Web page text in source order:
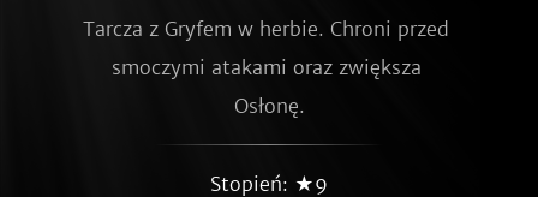
Tarcza z Gryfem w herbie. Chroni przed
smoczymi atakami oraz zwiększa
Osłonę.
Stopień: ★9